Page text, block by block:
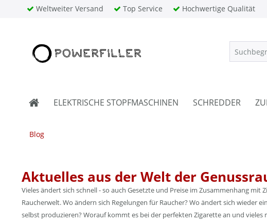
Weltweiter Versand Top Service Hochwertige Qualität
ELEKTRISCHE STOPFMASCHINEN SCHREDDER
Blog
Aktuelles aus der Welt der
Vieles ändert sich schnell - so auch Gesetzte und Preise im Zusammenhang
Raucherwelt. Wo ändern sich Regelungen für Raucher? Wo ändert sich wieder
selbst produzieren? Worauf kommt es bei der perfekten Zigarette an und vieles